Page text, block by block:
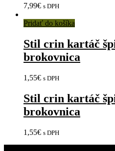
7,99€ s DPH
Pridať do košíka
Stil crin kartáč
brokovnica
1,55€ s DPH
Stil crin kartáč
brokovnica
1,55€ s DPH